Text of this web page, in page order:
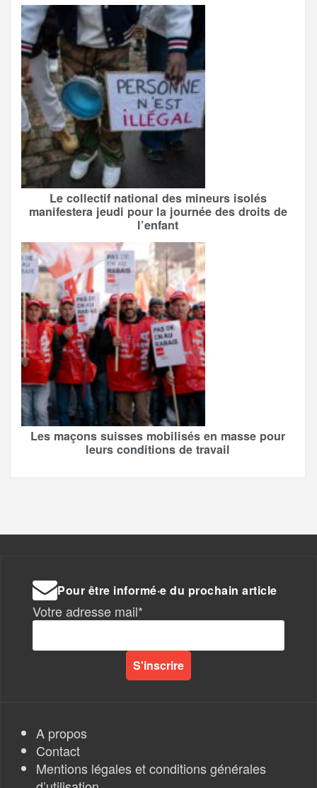
Le collectif national des mineurs isolés
manifestera jeudi pour la journée des droits de
l’enfant
Les maçons suisses mobilisés en masse pour
leurs conditions de travail
Pour être informé·e du prochain article
Votre adresse mail*
A propos
Contact
Mentions légales et conditions générales